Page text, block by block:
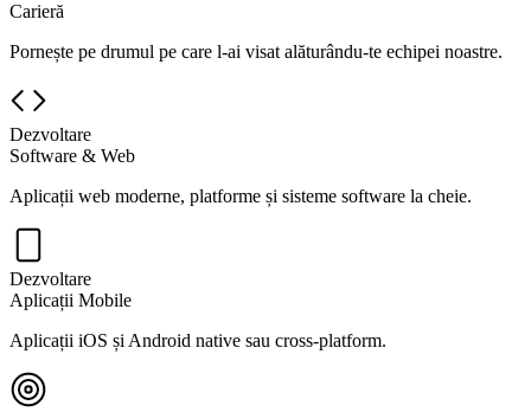
Carieră
Pornește pe drumul pe care l-ai visat alăturându-te echipei noastre.
Dezvoltare
Software & Web
Aplicații web moderne, platforme și sisteme software la cheie.
Dezvoltare
Aplicații Mobile
Aplicații iOS și Android native sau cross-platform.